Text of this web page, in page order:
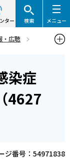
ター 検索 メニュー
・広聴
～4660例目）
染症
4627
ジ番号：54971838